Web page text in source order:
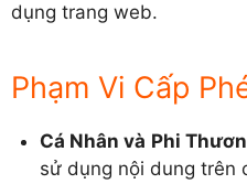
dụng trang web.
Phạm Vi Cấp
Cá Nhân và Phi
sử dụng nội dung trên